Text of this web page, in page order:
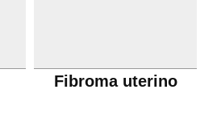
Fibroma uterino